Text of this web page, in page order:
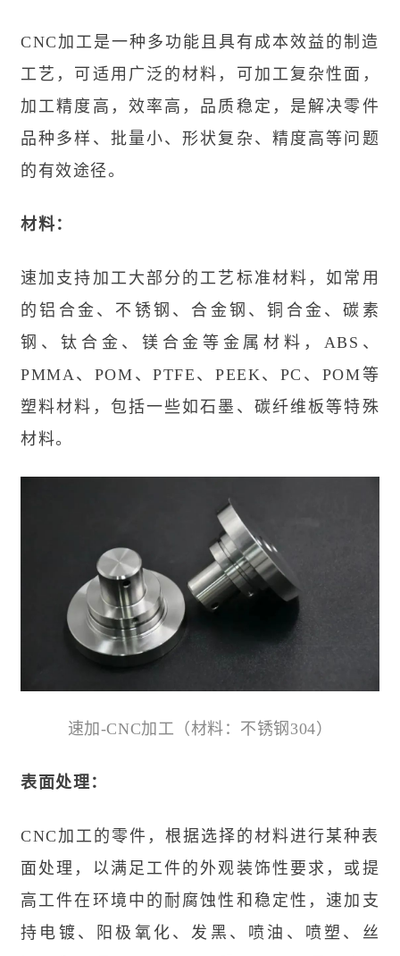
CNC加工是一种多功能且具有成本效益的制造
工艺，可适用广泛的材料，可加工复杂性面，
加工精度高，效率高，品质稳定，是解决零件
品种多样、批量小、形状复杂、精度高等问题
的有效途径。
材料：
速加支持加工大部分的工艺标准材料，如常用
的铝合金、不锈钢、合金钢、铜合金、碳素
钢、钛合金、镁合金等金属材料，ABS、
PMMA、POM、PTFE、PEEK、PC、POM等
塑料材料，包括一些如石墨、碳纤维板等特殊
材料。
速加-CNC加工（材料：不锈钢304）
表面处理：
CNC加工的零件，根据选择的材料进行某种表
面处理，以满足工件的外观装饰性要求，或提
高工件在环境中的耐腐蚀性和稳定性，速加支
持 电镀 、 阳极氧化 、发黑、喷油、喷塑、丝